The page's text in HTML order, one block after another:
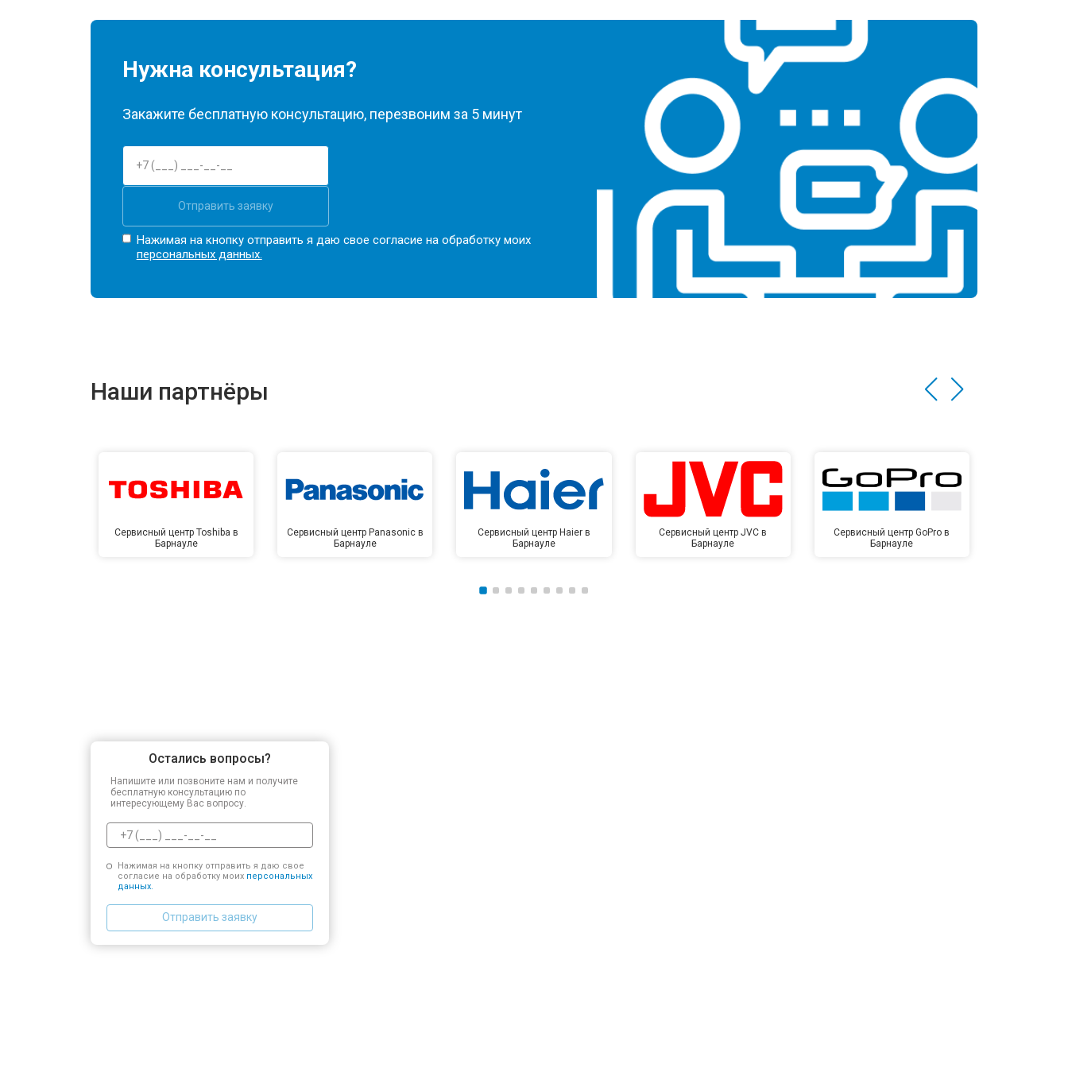
Нужна консультация?
Закажите бесплатную консультацию, перезвоним за 5 минут
Отправить заявку
Нажимая на кнопку отправить я даю свое согласие на обработку моих
персональных данных.
Наши партнёры
Сервисный центр Toshiba в
Барнауле
Сервисный центр Panasonic в
Барнауле
Сервисный центр Haier в
Барнауле
Сервисный центр JVC в
Барнауле
Сервисный центр GoPro в
Барнауле
Остались вопросы?
Напишите или позвоните нам и получите
бесплатную консультацию по
интересующему Вас вопросу.
Нажимая на кнопку отправить я даю свое
согласие на обработку моих персональных
данных.
Отправить заявку